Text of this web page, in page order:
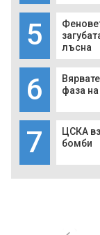
5
лъсна
6
фаза
7
ЦСКА
бомби